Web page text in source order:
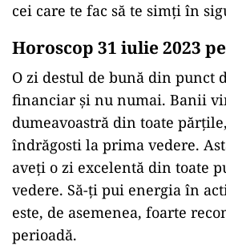
cei care te fac să te simți în
Horoscop 31 iulie 2023
O zi destul de bună din punct
financiar şi nu numai. Banii
dumeavoastră din toate
îndrăgosti la prima vedere.
aveți o zi excelentă din toate
vedere. Să-ți pui energia în
este, de asemenea, foarte
perioadă.